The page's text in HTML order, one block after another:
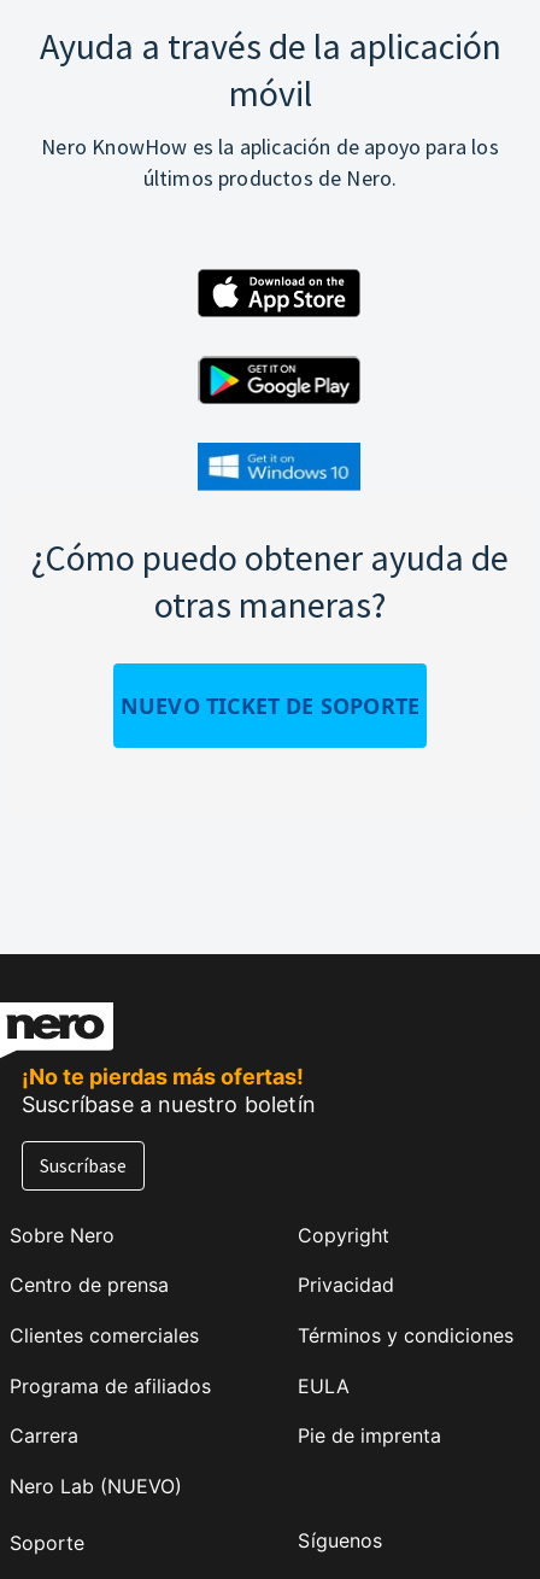
Ayuda a través de la aplicación
móvil
Nero KnowHow es la aplicación de apoyo para los
últimos productos de Nero.
¿Cómo puedo obtener ayuda de
otras maneras?
NUEVO TICKET DE SOPORTE
¡No te pierdas más ofertas!
Suscríbase a nuestro boletín
Suscríbase
Sobre Nero
Centro de prensa
Clientes comerciales
Programa de afiliados
Carrera
Nero Lab (NUEVO)
Copyright
Privacidad
Términos y condiciones
EULA
Pie de imprenta
Soporte Síguenos